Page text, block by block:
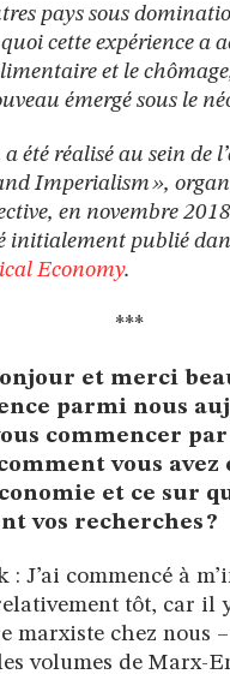
pays sous
cette expérience a
et le
émergé sous le
été réalisé au sein de
Imperialism »,
en novembre
initialement publié
Economy.
***
et merci
parmi nous
commencer par
vous avez
et ce sur
vos recherches ?
: J’ai commencé à
tôt, car il
marxiste chez nous
volumes de Marx-